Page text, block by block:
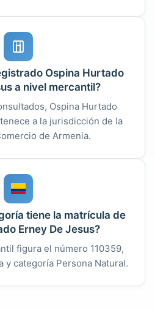
Ospina Hurtado
a nivel mercantil?
Ospina Hurtado
a la jurisdicción de la
de Armenia.
tiene la matrícula de
Erney De Jesus?
figura el número 110359,
y categoría Persona Natural.